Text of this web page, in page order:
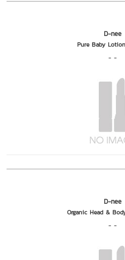
D-nee
Pure Baby
- -
D-nee
Organic Head &
- -